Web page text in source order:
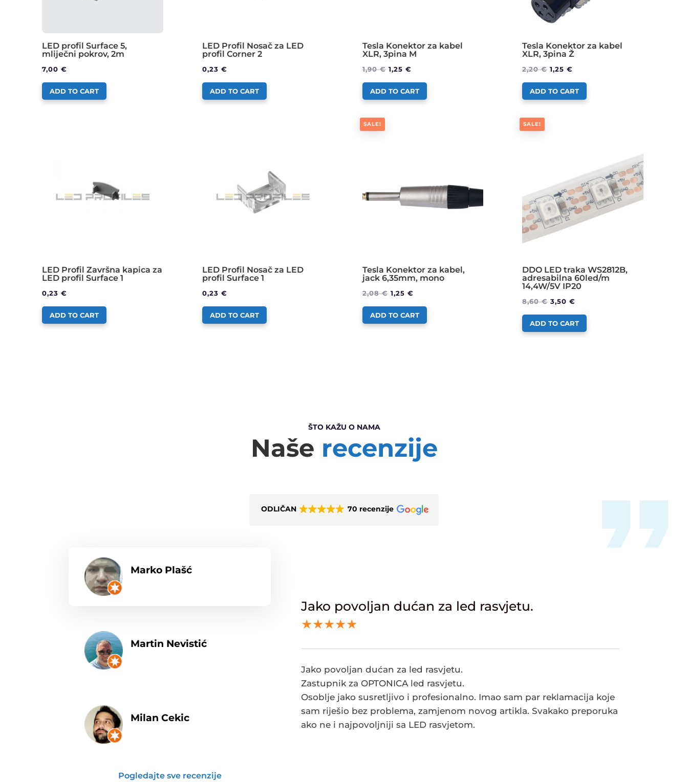
LED profil Surface 5,
mliječni pokrov, 2m
7,00€
ADD TO CART
LED Profil Nosač za LED
profil Corner 2
0,23 €
ADD TO CART
Tesla Konektor za kabel
XLR, 3pina M
1,90€ 1,25 €
ADD TO CART
Tesla Konektor za kabel
XLR, 3pina Ž
2,20€ 1,25€
ADD TO CART
LED Profil Završna kapica za
LED profil Surface 1
0,23€
ADD TO CART
LED Profil Nosač za LED
profil Surface 1
0,23 €
ADD TO CART
SALE!
Tesla Konektor za kabel,
jack 6,35mm, mono
2,08€ 1,25 €
ADD TO CART
SALE!
DDO LED traka WS2812B,
adresabilna 60led/m
14,4W/5V IP20
8,60€ 3,50€
ADD TO CART
ŠTO KAŽU O NAMA
Naše recenzije
ODLIČAN 70 recenzije
Marko Plašć
Martin Nevistić
Milan Cekic
Pogledajte sve recenzije
Jako povoljan dućan za led rasvjetu.
★★★★★
Jako povoljan dućan za led rasvjetu.
Zastupnik za OPTONICA led rasvjetu.
Osoblje jako susretljivo i profesionalno. Imao sam par reklamacija koje
sam riješio bez problema, zamjenom novog artikla. Svakako preporuka
ako ne i najpovoljniji sa LED rasvjetom.